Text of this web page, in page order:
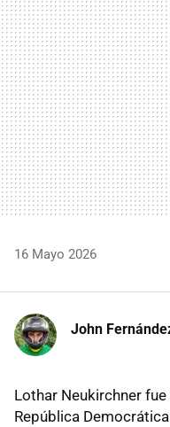
16 Mayo 2026
John
Lothar Neukirchner
República